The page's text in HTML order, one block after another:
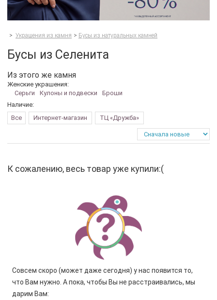
> Украшения из камня > Бусы из натуральных камней
Бусы из Селенита
Из этого же камня
Женские украшения:
Серьги
Кулоны и подвески
Броши
Наличие:
Все
Интернет-магазин ТЦ «Дружба»
К сожалению, весь товар уже купили:(
Совсем скоро (может даже сегодня) у нас появится то,
что Вам нужно. А пока, чтобы Вы не расстраивались, мы
дарим Вам: